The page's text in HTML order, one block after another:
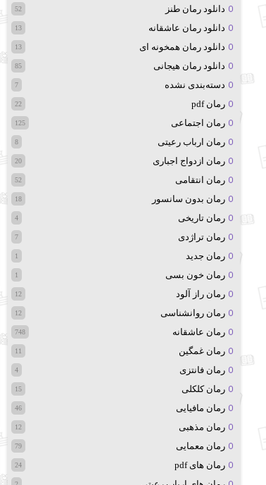
دانلود رمان طنز 52
دانلود رمان عاشقانه 13
دانلود رمان همخونه ای 13
دانلود رمان هیجانی 85
دسته‌بندی نشده 7
رمان pdf 22
رمان اجتماعی 125
رمان ارباب رعیتی 8
رمان ازدواج اجباری 20
رمان انتقامی 52
رمان بدون سانسور 18
رمان تاریخی 4
رمان تراژدی 7
رمان جدید 1
رمان خون بسی 1
رمان راز آلود 12
رمان روانشناسی 12
رمان عاشقانه 748
رمان غمگین 11
رمان فانتزی 4
رمان کلکلی 15
رمان مافیایی 46
رمان مذهبی 12
رمان معمایی 79
رمان های pdf 24